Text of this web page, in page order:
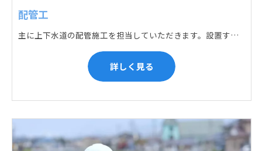
配管工
主に上下水道の配管施工を担当していただきます。設置する場所に応じて配管の形状や流れを工夫する管加工、ねじ切り、管締め、そして管据付作業になり、5人以上のチームで動くことが多いです。
詳しく見る